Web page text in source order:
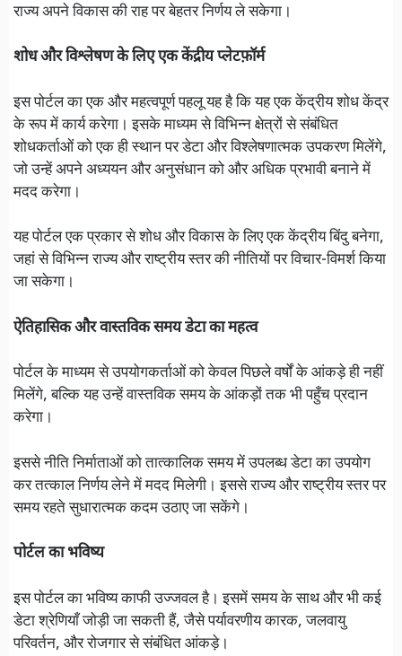
राज्य अपने विकास की राह पर बेहतर निर्णय ले सकेगा।
शोध और विश्लेषण के लिए एक केंद्रीय प्लेटफ़ॉर्म
इस पोर्टल का एक और महत्वपूर्ण पहलू यह है कि यह एक केंद्रीय शोध केंद्र
के रूप में कार्य करेगा। इसके माध्यम से विभिन्न क्षेत्रों से संबंधित
शोधकर्ताओं को एक ही स्थान पर डेटा और विश्लेषणात्मक उपकरण मिलेंगे,
जो उन्हें अपने अध्ययन और अनुसंधान को और अधिक प्रभावी बनाने में
मदद करेगा।
यह पोर्टल एक प्रकार से शोध और विकास के लिए एक केंद्रीय बिंदु बनेगा,
जहां से विभिन्न राज्य और राष्ट्रीय स्तर की नीतियों पर विचार-विमर्श किया
जा सकेगा।
ऐतिहासिक और वास्तविक समय डेटा का महत्व
पोर्टल के माध्यम से उपयोगकर्ताओं को केवल पिछले वर्षों के आंकड़े ही नहीं
मिलेंगे, बल्कि यह उन्हें वास्तविक समय के आंकड़ों तक भी पहुँच प्रदान
करेगा।
इससे नीति निर्माताओं को तात्कालिक समय में उपलब्ध डेटा का उपयोग
कर तत्काल निर्णय लेने में मदद मिलेगी। इससे राज्य और राष्ट्रीय स्तर पर
समय रहते सुधारात्मक कदम उठाए जा सकेंगे।
पोर्टल का भविष्य
इस पोर्टल का भविष्य काफी उज्जवल है। इसमें समय के साथ और भी कई
डेटा श्रेणियाँ जोड़ी जा सकती हैं, जैसे पर्यावरणीय कारक, जलवायु
परिवर्तन, और रोजगार से संबंधित आंकड़े।